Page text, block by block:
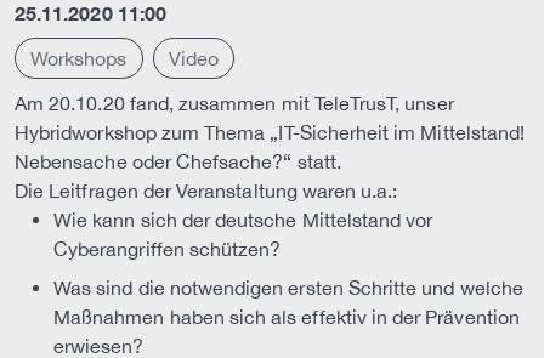
25.11.2020 11:00
Workshops Video
Am 20.10.20 fand, zusammen mit TeleTrusT, unser
Hybridworkshop zum Thema „IT-Sicherheit im Mittelstand!
Nebensache oder Chefsache?“ statt.
Die Leitfragen der Veranstaltung waren u.a.:
Wie kann sich der deutsche Mittelstand vor
Cyberangriffen schützen?
Was sind die notwendigen ersten Schritte und welche
Maßnahmen haben sich als effektiv in der Prävention
erwiesen?